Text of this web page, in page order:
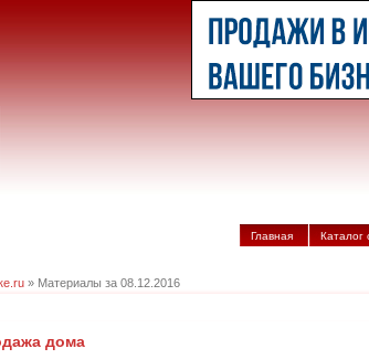
Главная Каталог
» Материалы за 08.12.2016
дома